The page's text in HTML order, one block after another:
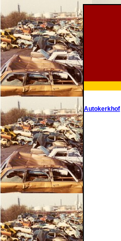
Autokerkhof